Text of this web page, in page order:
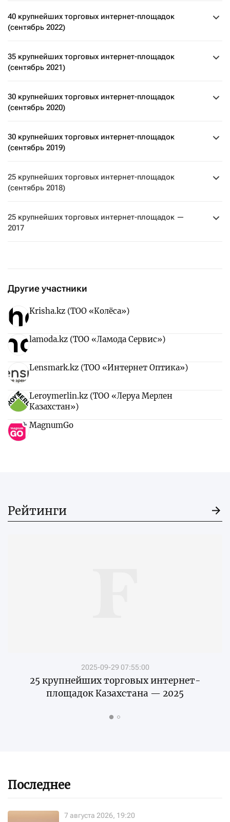
40 крупнейших торговых интернет-площадок
(сентябрь 2022)
35 крупнейших торговых интернет-площадок
(сентябрь 2021)
30 крупнейших торговых интернет-площадок
(сентябрь 2020)
30 крупнейших торговых интернет-площадок
(сентябрь 2019)
25 крупнейших торговых интернет-площадок
(сентябрь 2018)
25 крупнейших торговых интернет-площадок —
2017
Другие участники
Krisha.kz (ТОО «Колёса»)
lamoda.kz (ТОО «Ламода Сервис»)
Lensmark.kz (ТОО «Интернет Оптика»)
Leroymerlin.kz (ТОО «Леруа Мерлен
Казахстан»)
MagnumGo
Рейтинги
2025-09-29 07:55:00
25 крупнейших торговых интернет-
площадок Казахстана — 2025
Последнее
7 августа 2026, 19:20